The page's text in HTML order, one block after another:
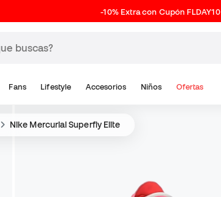
-10% Extra con Cupón FLDAY10
Fans Lifestyle Accesorios Niños Ofertas
Nike Mercurial Superfly Elite